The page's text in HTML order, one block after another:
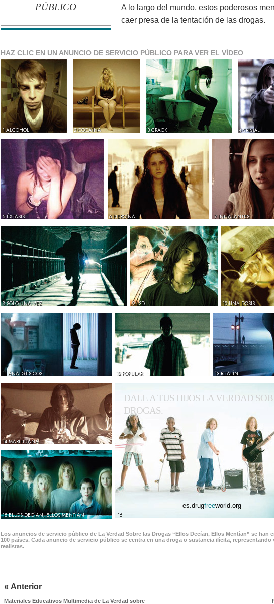
PÚBLICO
A lo largo del mundo, estos poderosos
caer presa de la tentación de las drogas.
HAZ CLIC EN UN ANUNCIO DE SERVICIO PÚBLICO PARA VER EL VÍDEO
1 ALCOHOL 2 COCAÍNA 3 CRACK 4 CRISTAL
5 ÉXTASIS 6 HEROÍNA 7 INHALANTES
8 SÓLO UNA VEZ 9 LSD 10 UNA DOSIS
11 ANALGÉSICOS 12 POPULAR 13 RITALÍN
14 MARIHUANA
15 ELLOS DECÍAN, ELLOS MENTÍAN 16
DALE A TUS HIJOS LA VERDAD
DROGAS.
es.drugfreeworld.org
Los anuncios de servicio público de La Verdad Sobre las Drogas “Ellos Decían, Ellos Mentían” se han
100 países. Cada anuncio de servicio público se centra en una droga o sustancia ilícita,
realistas.
« Anterior
Materiales Educativos Multimedia de La Verdad sobre